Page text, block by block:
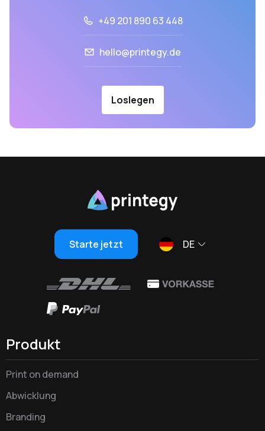
+49 201 890 63 448
hello@printegy.de
Loslegen
Starte jetzt DE
Produkt
Print on demand
Abwicklung
Branding